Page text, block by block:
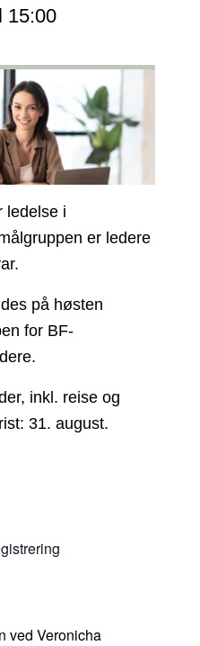
15:00
ledelse i
er ledere
på høsten
for BF-
inkl. reise og
31. august.
ved Veronicha